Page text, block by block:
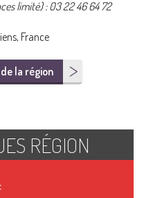
limité) : 03 22 46 64 72
France
la région
RÉGION